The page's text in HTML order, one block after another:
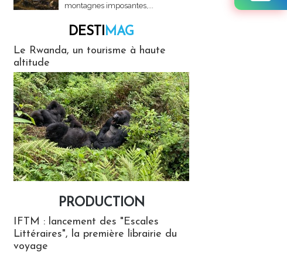
montagnes imposantes,...
DESTIMAG
Le Rwanda, un tourisme à haute
altitude
PRODUCTION
IFTM : lancement des "Escales
Littéraires", la première librairie du
voyage